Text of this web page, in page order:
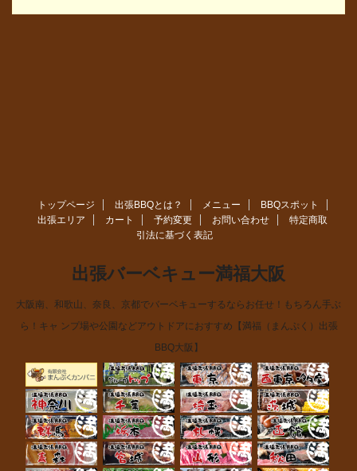
トップページ 出張BBQとは？ メニュー
BBQスポット
出張エリア
カート 予約変更 お問い合わせ
特定商取
引法に基づく表記
出張バーベキュー満福大阪
大阪南、和歌山、奈良、京都でバーベキューするならお任せ！もちろん手ぶ
ら！キャ ンプ場や公園などアウトドアにおすすめ【満福（まんぷく）出張
BBQ大阪】